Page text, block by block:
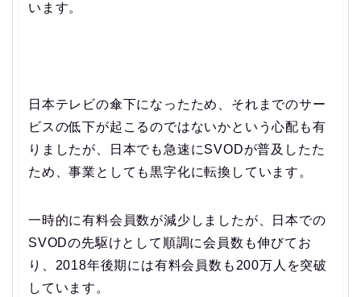
います。
日本テレビの傘下になったため、それまでのサー
ビスの低下が起こるのではないかという心配も有
りましたが、日本でも急速にSVODが普及したた
ため、事業としても黒字化に転換しています。
一時的に有料会員数が減少しましたが、日本での
SVODの先駆けとして順調に会員数も伸びてお
り、2018年後期には有料会員数も200万人を突破
しています。